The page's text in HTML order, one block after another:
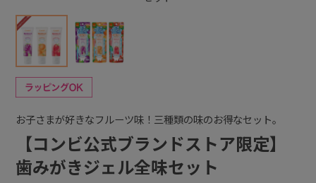
【コンビ公式ブランドストア限定】
歯みがきジェル全味セット
お子さまが好きなフルーツ味！三種類の味のお得なセット。